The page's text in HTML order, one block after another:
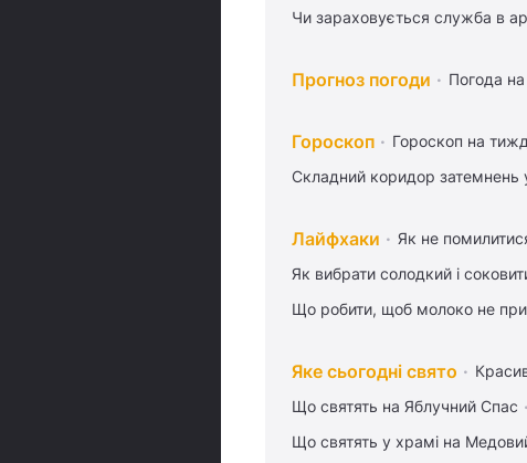
Чи зараховується служба в
Прогноз погоди Погода
Гороскоп Гороскоп на
Складний коридор затемнень
Лайфхаки Як не
Як вибрати солодкий і
Що робити, щоб молоко не
Яке сьогодні свято
Що святять на Яблучний Спас
Що святять у храмі на